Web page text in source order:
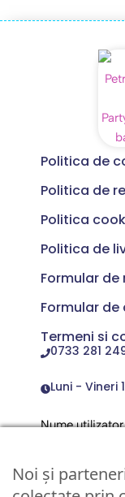
Politica de
Politica de
Politica
Politica de
Formular de
Formular
Termeni si
0733 281
Luni - Vineri
Nume
Parola
Noi și